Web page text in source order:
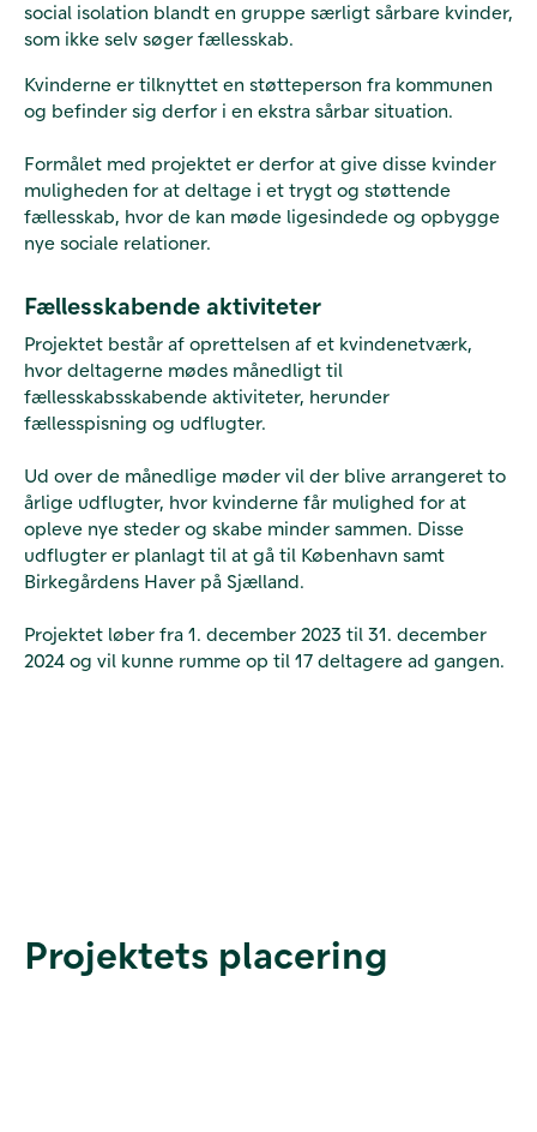
social isolation blandt en gruppe særligt sårbare kvinder,
som ikke selv søger fællesskab.
Kvinderne er tilknyttet en støtteperson fra kommunen
og befinder sig derfor i en ekstra sårbar situation.
Formålet med projektet er derfor at give disse kvinder
muligheden for at deltage i et trygt og støttende
fællesskab, hvor de kan møde ligesindede og opbygge
nye sociale relationer.
Fællesskabende aktiviteter
Projektet består af oprettelsen af et kvindenetværk,
hvor deltagerne mødes månedligt til
fællesskabsskabende aktiviteter, herunder
fællesspisning og udflugter.
Ud over de månedlige møder vil der blive arrangeret to
årlige udflugter, hvor kvinderne får mulighed for at
opleve nye steder og skabe minder sammen. Disse
udflugter er planlagt til at gå til København samt
Birkegårdens Haver på Sjælland.
Projektet løber fra 1. december 2023 til 31. december
2024 og vil kunne rumme op til 17 deltagere ad gangen.
Projektets placering